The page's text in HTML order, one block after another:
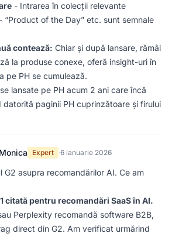
- Intrarea în colecții relevante
- “Product of the Day” etc. sunt semnale
contează: Chiar și după lansare, rămâi
la produse conexe, oferă insight-uri în
pe PH se cumulează.
lansate pe PH acum 2 ani care încă
datorită paginii PH cuprinzătoare și firului
Expert ·6 ianuarie 2026
G2 asupra recomandărilor AI. Ce am
citată pentru recomandări SaaS în AI.
Perplexity recomandă software B2B,
direct din G2. Am verificat urmărind